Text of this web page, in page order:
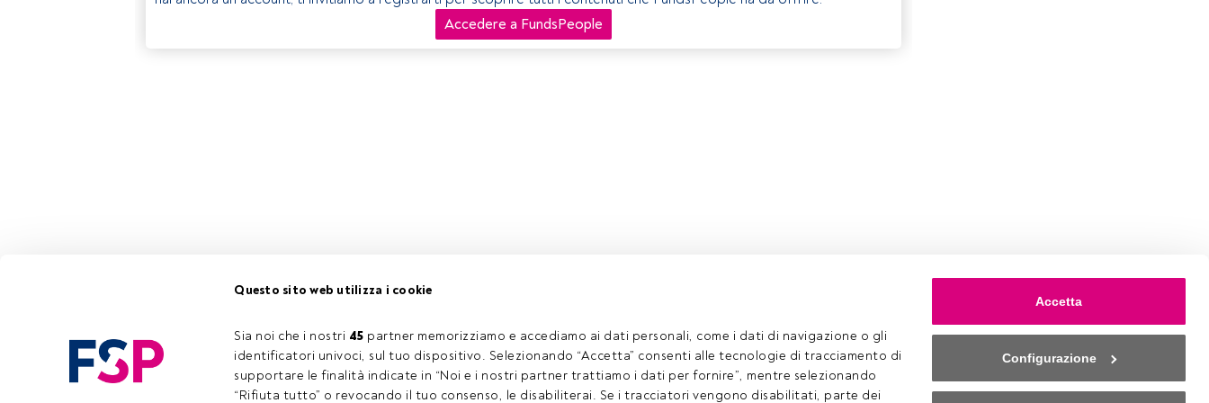
Questo sito web utilizza i cookie
Sia noi che i nostri 45 partner memorizziamo e accediamo ai dati personali, come i dati di navigazione o gli
identificatori univoci, sul tuo dispositivo. Selezionando “Accetta” consenti alle tecnologie di tracciamento di
supportare le finalità indicate in “Noi e i nostri partner trattiamo i dati per fornire”, mentre selezionando
“Rifiuta tutto” o revocando il tuo consenso, le disabiliterai. Se i tracciatori vengono disabilitati, parte dei
Accetta
Configurazione
Accedere a FundsPeople